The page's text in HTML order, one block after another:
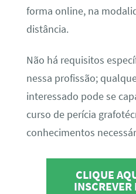
forma online, na
distância.
Não há requisitos
nessa profissão;
interessado pode se
curso de perícia
conhecimentos
CLIQUE
INSCREVER